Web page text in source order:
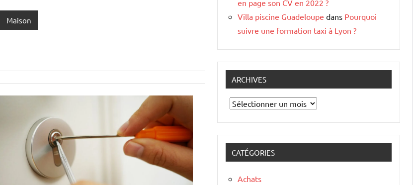
Maison
en page son CV en 2022 ?
Villa piscine Guadeloupe dans Pourquoi
suivre une formation taxi à Lyon ?
ARCHIVES
Archives
CATÉGORIES
Achats